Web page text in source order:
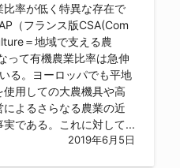
率が低く特異な存在で
（フランス版CSA(Com
＝地域で支える農
って有機農業比率は急伸
る。ヨーロッパでも平地
用しての大農機具や高
よるさらなる農業の近
である。これに対して...
2019年6月5日